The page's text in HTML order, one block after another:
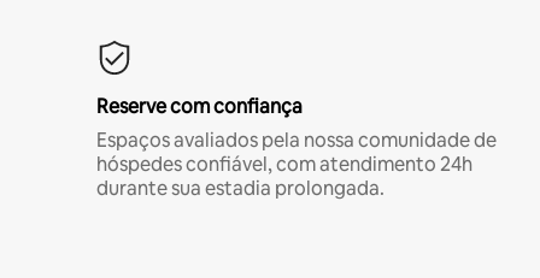
Reserve com confiança
Espaços avaliados pela nossa comunidade de
hóspedes confiável, com atendimento 24h
durante sua estadia prolongada.